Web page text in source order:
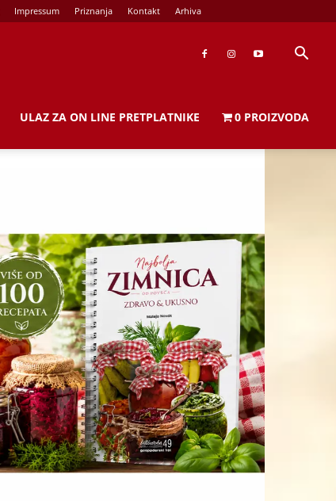
Impressum Priznanja Kontakt Arhiva
ULAZ ZA ON LINE PRETPLATNIKE 0 PROIZVODA